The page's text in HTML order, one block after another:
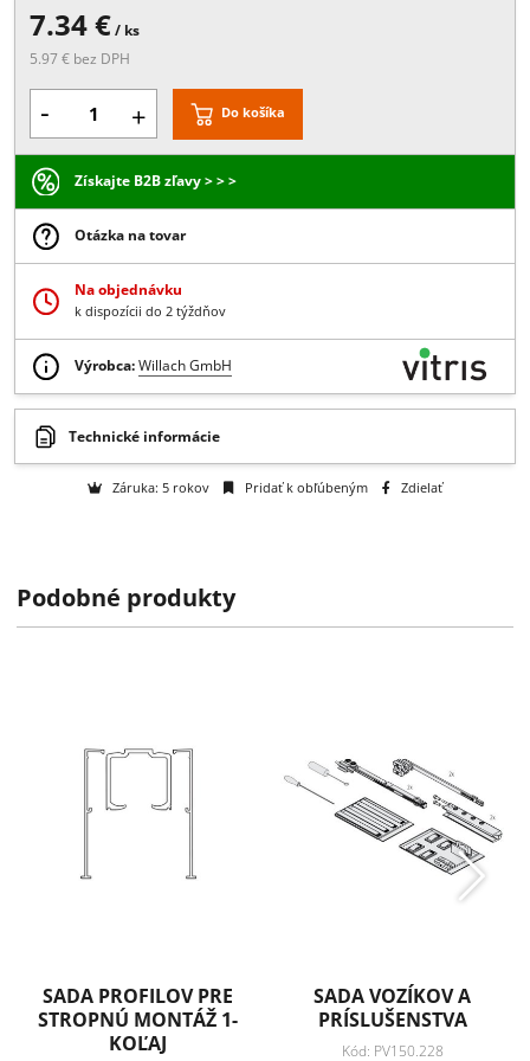
Prevedenie:
7.34 €/ ks
5.97 € bez DPH
- +
Získajte B2B zľavy > > >
Na objednávku
k dispozícii do 2 týždňov
Technické informácie
Podobné produkty
SADA PROFILOV PRE
STROPNÚ MONTÁŽ 1-
KOĽAJ
SADA VOZÍKOV A
PRÍSLUŠENSTVA
Kód: PV150.228